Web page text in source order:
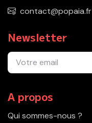
contact@popaia.fr
Newsletter
A propos
Qui sommes-nous ?